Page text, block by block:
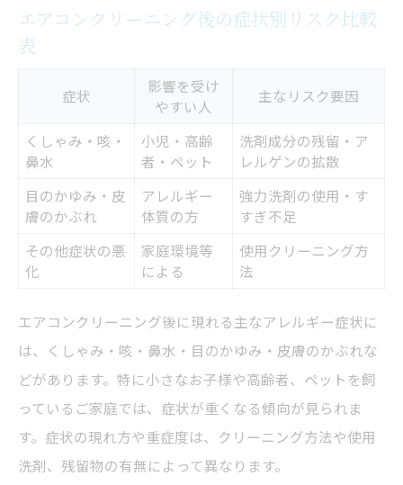
方法
ペットや子どもにやさしい洗浄法の選び方
エアコンクリーニングでエコ洗剤を使うメ
リット
敏感な家族にも安心なクリーニング術
エアコン洗浄時の安全対策を徹底紹介
エアコンクリーニング後に体調不良が起きる理
アレルギー症状が悪化するタイミング一覧
クリーニングで体調不良になる主な要因
家族ごとの症状パターンと対処法
家族の健康守るエアコンクリーニング実践法
エアコンクリーニング後の症状別リスク比較
表
症状
影響を受け
やすい人
主なリスク要因
くしゃみ・咳・
鼻水
小児・高齢
者・ペット
洗剤成分の残留・ア
レルゲンの拡散
目のかゆみ・皮
膚のかぶれ
アレルギー
体質の方
強力洗剤の使用・す
すぎ不足
その他症状の悪
化
家庭環境等
による
使用クリーニング方
法
エアコンクリーニング後に現れる主なアレルギー症状に
は、くしゃみ・咳・鼻水・目のかゆみ・皮膚のかぶれな
どがあります。特に小さなお子様や高齢者、ペットを飼
っているご家庭では、症状が重くなる傾向が見られま
す。症状の現れ方や重症度は、クリーニング方法や使用
洗剤、残留物の有無によって異なります。